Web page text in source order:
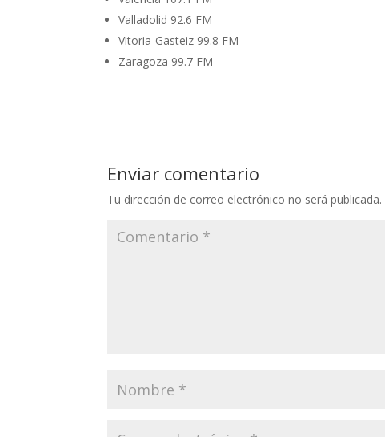
Valladolid 92.6 FM
Vitoria-Gasteiz 99.8 FM
Zaragoza 99.7 FM
Enviar comentario
Tu dirección de correo electrónico no será publicada.